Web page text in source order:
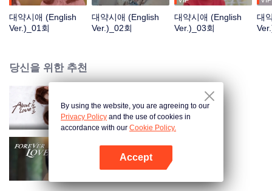
자신의 사랑을 찾는다. 주시와 위경은 스스로 성장을 이룩한 뒤 다시 만나 서로
의 진심을 확인한다.
대약시애 (English
Ver.)_01회
대약시애 (English
Ver.)_02회
대약시애 (English
Ver.)_03회
대
당신을 위한 추천
대약시애2
망심천금 (English Ver.)
By using the website, you are agreeing to our
Privacy Policy and the use of cookies in
accordance with our Cookie Policy.
Accept